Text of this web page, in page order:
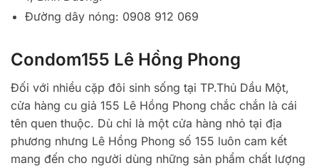
Đường dây nóng: 0908 912 069
Condom155 Lê Hồng Phong
Đối với nhiều cặp đôi sinh sống tại TP.Thủ Dầu Một,
cửa hàng cu giả 155 Lê Hồng Phong chắc chắn là cái
tên quen thuộc. Dù chỉ là một cửa hàng nhỏ tại địa
phương nhưng Lê Hồng Phong số 155 luôn cam kết
mang đến cho người dùng những sản phẩm chất lượng